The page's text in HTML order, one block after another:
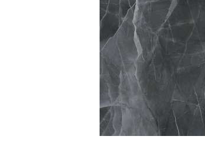
Посмотреть всю
Посмотреть весь
Посмотреть всю мозаику